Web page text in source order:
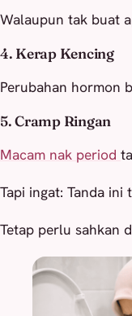
Walaupun tak buat
4. Kerap Kencing
Perubahan hormon
5. Cramp Ringan
Macam nak period
Tapi ingat: Tanda ini
Tetap perlu sahkan